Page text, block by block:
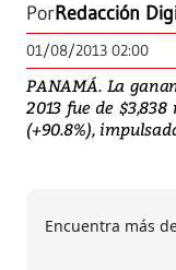
PorRedacción
01/08/2013 02:00
PANAMÁ. La
2013 fue de
(+90.8%),
Encuentra más